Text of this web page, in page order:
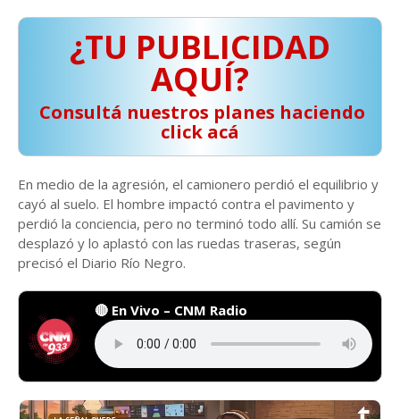
¿TU PUBLICIDAD
AQUÍ?
️ Consultá nuestros planes haciendo
click acá
En medio de la agresión, el camionero perdió el equilibrio y
cayó al suelo. El hombre impactó contra el pavimento y
perdió la conciencia, pero no terminó todo allí. Su camión se
desplazó y lo aplastó con las ruedas traseras, según
precisó el Diario Río Negro.
🔴 En Vivo – CNM Radio